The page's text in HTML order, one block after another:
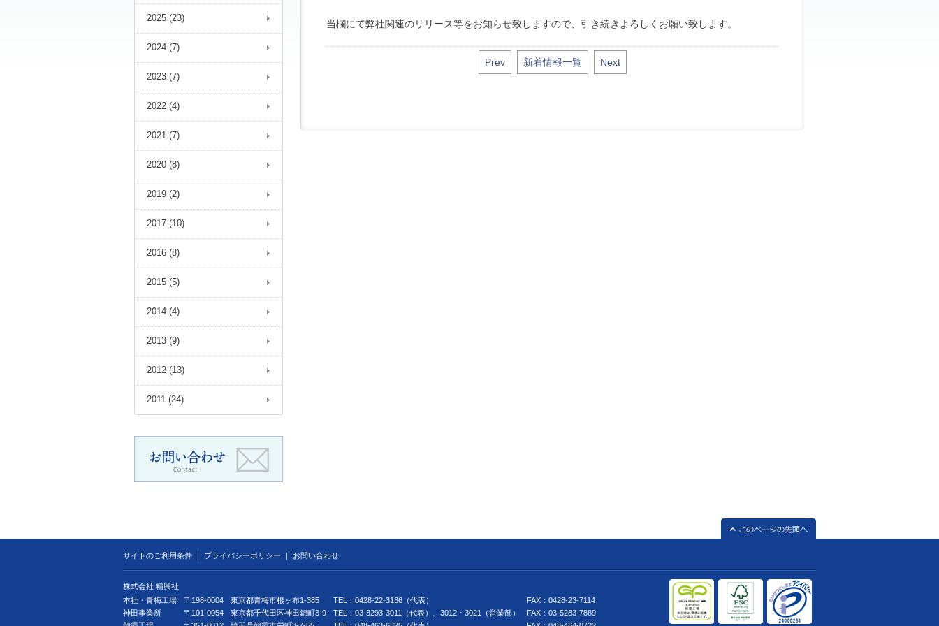
2025 (23)
2024 (7)
2023 (7)
2022 (4)
2021 (7)
2020 (8)
2019 (2)
2017 (10)
2016 (8)
2015 (5)
2014 (4)
2013 (9)
2012 (13)
2011 (24)
当欄にて弊社関連のリリース等をお知らせ致しますので、引き続きよろしくお願い致します。
Prev 新着情報一覧 Next
サイトのご利用条件 ｜ プライバシーポリシー ｜ お問い合わせ
株式会社 精興社
本社・青梅工場
〒198-0004 東京都青梅市根ヶ布1-385 TEL：0428-22-3136（代表）
FAX：0428-23-7114
神田事業所
〒101-0054 東京都千代田区神田錦町3-9 TEL：03-3293-3011（代表）、3012・3021（営業部）
FAX：03-5283-7889